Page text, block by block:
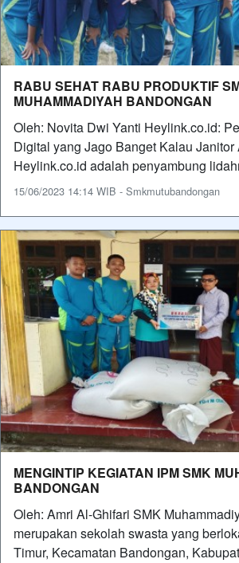
RABU SEHAT RABU PRODUKTIF
MUHAMMADIYAH BANDONGAN
Oleh: Novita Dwi Yanti Heylink.co.id:
Digital yang Jago Banget Kalau Janitor
Heylink.co.id adalah penyambung
15/06/2023 14:14 WIB - Smkmutubandongan
MENGINTIP KEGIATAN IPM SMK
BANDONGAN
Oleh: Amri Al-Ghifari SMK
merupakan sekolah swasta yang
Timur, Kecamatan Bandongan,